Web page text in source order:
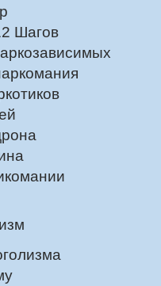
Шагов